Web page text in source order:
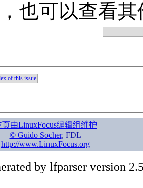
也可以查看
of this issue
页由LinuxFocus编辑组维护
© Guido Socher, FDL
http://www.LinuxFocus.org
by lfparser version